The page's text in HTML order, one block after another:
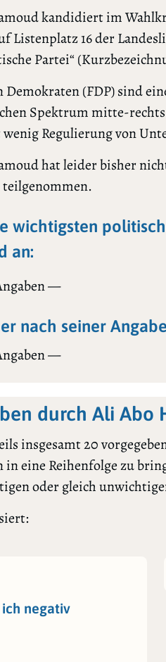
kandidiert im
Listenplatz 16 der
Partei“
Demokraten (FDP) sind
Spektrum mitte-
Regulierung von
hat leider bisher
teilgenommen.
wichtigsten
an:
—
nach seiner
—
durch Ali Abo
insgesamt 20
eine Reihenfolge zu
oder gleich
negativ